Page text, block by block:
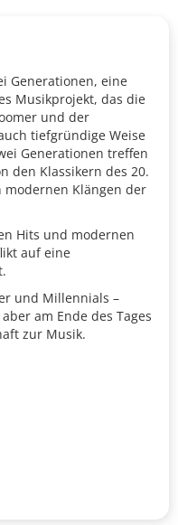
Generationen, eine
Musikprojekt, das die
und der
tiefgründige Weise
Generationen treffen
den Klassikern des 20.
modernen Klängen der
Hits und modernen
auf eine
und Millennials –
am Ende des Tages
zur Musik.